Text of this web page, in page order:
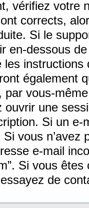
vérifiez votre
corrects,
Si le
en-dessous
les
également
par vous-
ouvrir une
Si un
vous n’avez
e-mail
Si vous
de